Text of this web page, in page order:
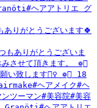
がとうございます🍀